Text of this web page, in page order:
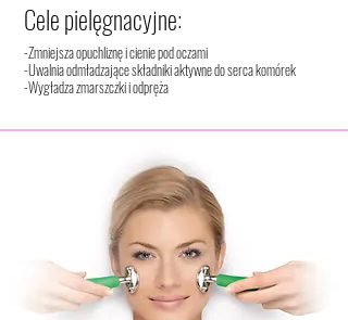
Cele pielęgnacyjne:
-Zmniejsza opuchliznę i cienie pod oczami
-Uwalnia odmładzające składniki aktywne do serca komórek
-Wygładza zmarszczki i odpręża